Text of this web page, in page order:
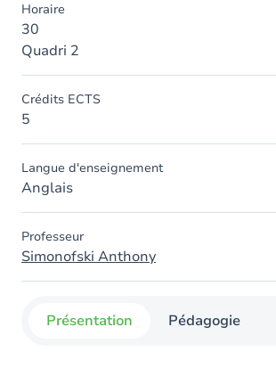
Horaire
30
Quadri 2
Crédits ECTS
5
Langue d'enseignement
Anglais
Professeur
Simonofski Anthony
Présentation Pédagogie